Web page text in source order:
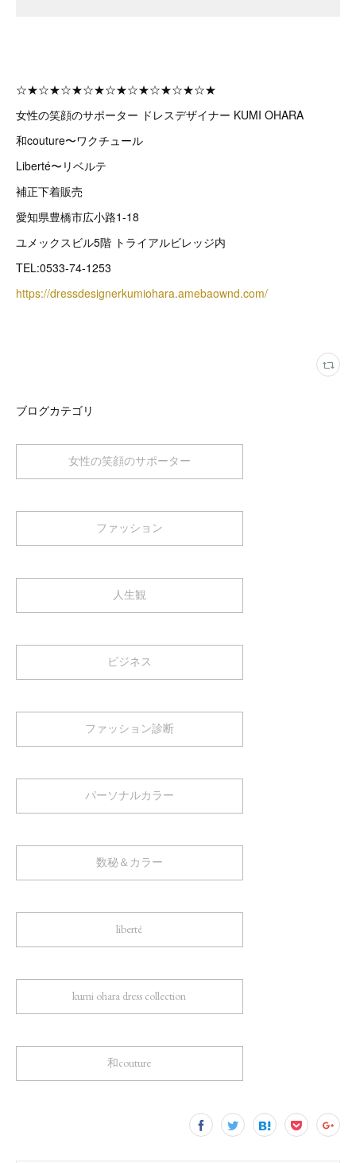
☆★☆★☆★☆★☆★☆★☆★☆★☆★
女性の笑顔のサポーター ドレスデザイナー KUMI OHARA
和couture〜ワクチュール
Liberté〜リベルテ
補正下着販売
愛知県豊橋市広小路1-18
ユメックスビル5階 トライアルビレッジ内
TEL:0533-74-1253
https://dressdesignerkumiohara.amebaownd.com/
ブログカテゴリ
女性の笑顔のサポーター
ファッション
人生観
ビジネス
ファッション診断
パーソナルカラー
数秘＆カラー
liberté
kumi ohara dress collection
和couture